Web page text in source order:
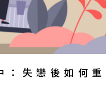
：失戀後如何重